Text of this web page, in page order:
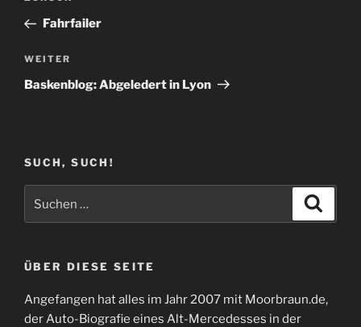
Beitrag
Fahrfailer
Nächster
Beitrag
WEITER
Baskenblog: Abgeledert in Lyon
SUCH, SUCH!
nach:
ÜBER DIESE SEITE
Angefangen hat alles im Jahr 2007 mit Moorbraun.de,
der Auto-Biografie eines Alt-Mercedesses in der